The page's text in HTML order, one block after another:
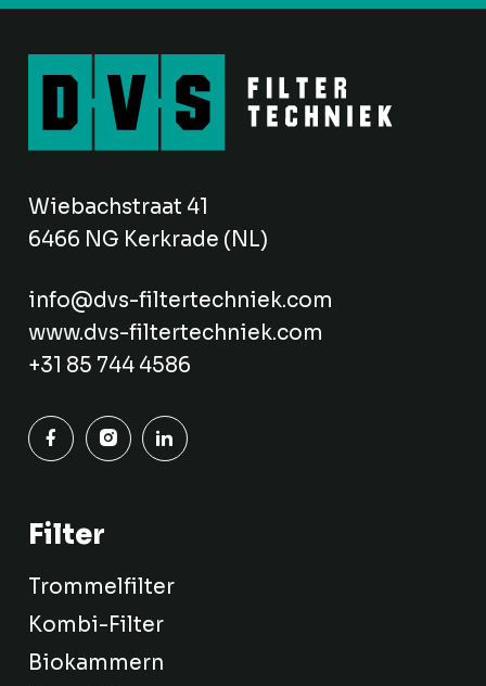
Wiebachstraat 41
6466 NG Kerkrade (NL)
info@dvs-filtertechniek.com
www.dvs-filtertechniek.com
+31 85 744 4586
Filter
Trommelfilter
Kombi-Filter
Biokammern